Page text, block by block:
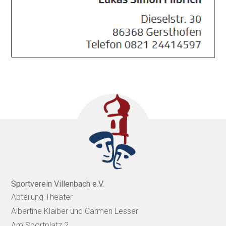
Sportverein Villenbach e.V.
Abteilung Theater
Albertine Klaiber und Carmen Lesser